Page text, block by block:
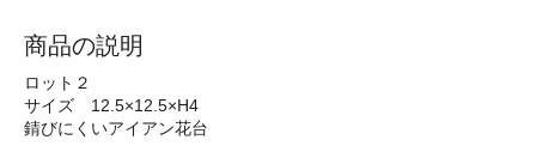
商品の説明
ロット２
サイズ 12.5×12.5×H4
錆びにくいアイアン花台